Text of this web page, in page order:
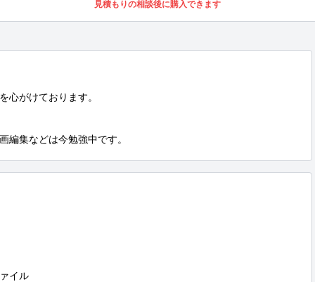
見積もりの相談後に購入できます
心がけております。
編集などは今勉強中です。
イル